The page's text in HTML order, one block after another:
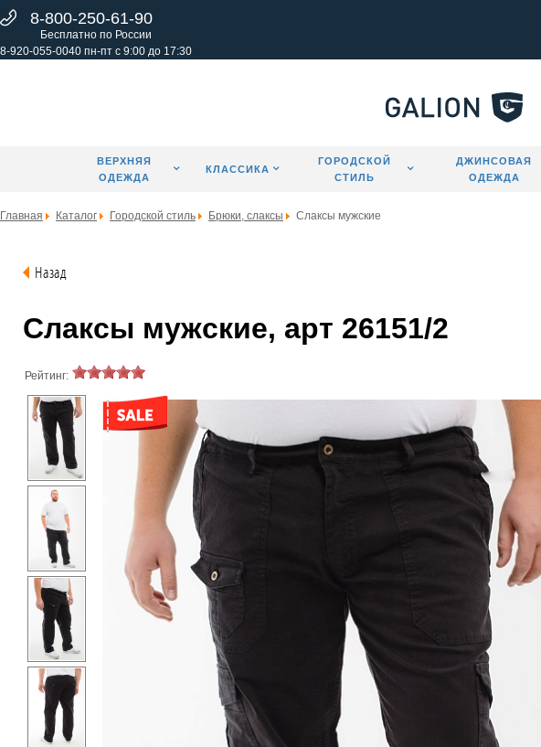
8-800-250-61-90
Бесплатно по России
8-920-055-0040 пн-пт с 9:00 до 17:30
ВЕРХНЯЯ
ОДЕЖДА
КЛАССИКА
ГОРОДСКОЙ
СТИЛЬ
ДЖИНСОВАЯ
ОДЕЖДА
Главная Каталог Городской стиль Брюки, слаксы Слаксы мужские
Назад
Слаксы мужские, арт 26151/2
Рейтинг: